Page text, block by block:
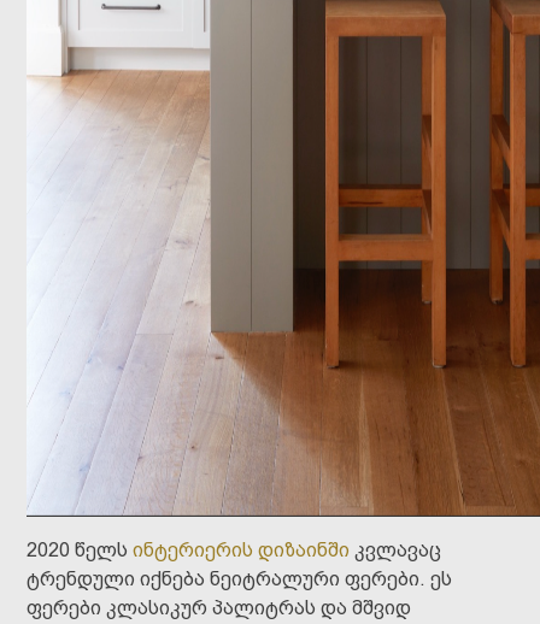
2020 წელსინტერიერის დიზაინში კვლავაც
ტრენდული იქნება ნეიტრალური ფერები. ეს
ფერები კლასიკურ პალიტრას და მშვიდ